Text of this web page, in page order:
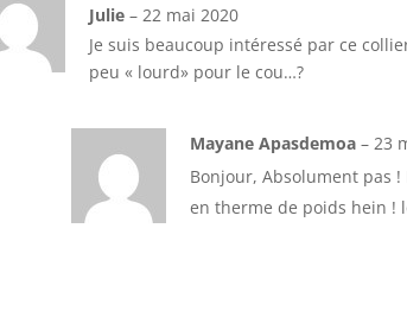
Note
sur 5
Julie– 22 mai 2020
Je suis beaucoup intéressé par ce
peu « lourd» pour le cou…?
Mayane Apasdemoa– 23
Bonjour, Absolument pas
en therme de poids hein !